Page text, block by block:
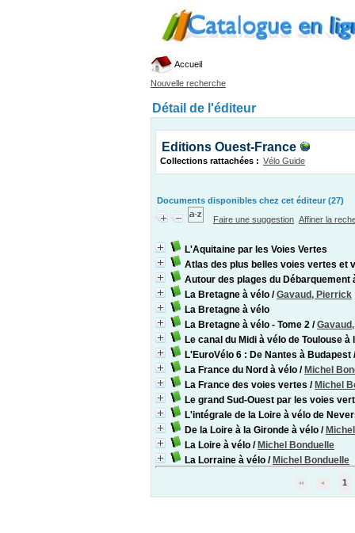
Accueil
Nouvelle recherche
Détail de l'éditeur
Editions Ouest-France
Collections rattachées : Vélo Guide
Documents disponibles chez cet éditeur (27)
Faire une suggestion Affiner la
L'Aquitaine par les Voies Vertes
Atlas des plus belles voies vertes et
Autour des plages du Débarquement
La Bretagne à vélo /Gavaud, Pierrick
La Bretagne à vélo
La Bretagne à vélo - Tome 2 /
Le canal du Midi à vélo de Toulouse à
L'EuroVélo 6 : De Nantes à Budapest
La France du Nord à vélo / Michel
La France des voies vertes / Michel
Le grand Sud-Ouest par les voies
L'intégrale de la Loire à vélo de
De la Loire à la Gironde à vélo /
La Loire à vélo / Michel Bonduelle
La Lorraine à vélo / Michel Bonduelle
1